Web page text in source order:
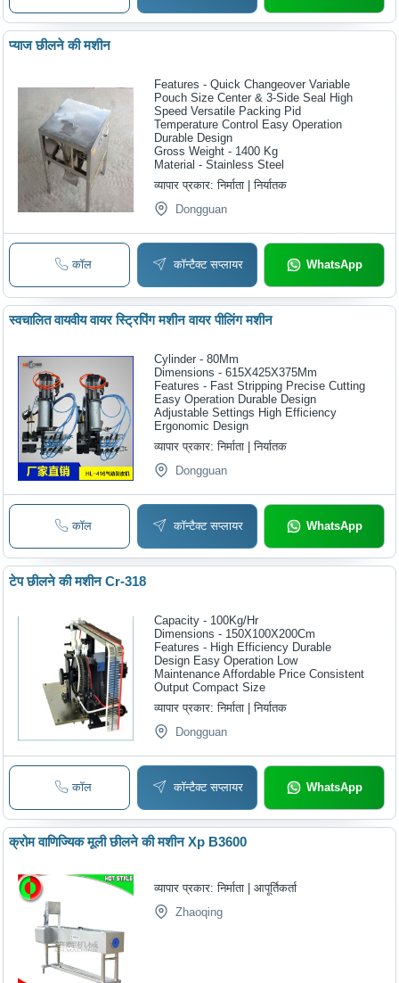
प्याज छीलने की मशीन
Features - Quick Changeover Variable
Pouch Size Center & 3-Side Seal High
Speed Versatile Packing Pid
Temperature Control Easy Operation
Durable Design
Gross Weight - 1400 Kg
Material - Stainless Steel
व्यापार प्रकार:निर्माता | निर्यातक
Dongguan
कॉल कॉन्टैक्ट सप्लायर WhatsApp
स्वचालित वायवीय वायर स्ट्रिपिंग मशीन वायर पीलिंग मशीन
Cylinder - 80Mm
Dimensions - 615X425X375Mm
Features - Fast Stripping Precise Cutting
Easy Operation Durable Design
Adjustable Settings High Efficiency
Ergonomic Design
व्यापार प्रकार:निर्माता | निर्यातक
Dongguan
कॉल कॉन्टैक्ट सप्लायर WhatsApp
टेप छीलने की मशीन Cr-318
Capacity - 100Kg/Hr
Dimensions - 150X100X200Cm
Features - High Efficiency Durable
Design Easy Operation Low
Maintenance Affordable Price Consistent
Output Compact Size
व्यापार प्रकार:निर्माता | निर्यातक
Dongguan
कॉल कॉन्टैक्ट सप्लायर WhatsApp
क्रोम वाणिज्यिक मूली छीलने की मशीन Xp B3600
व्यापार प्रकार:निर्माता | आपूर्तिकर्ता
Zhaoqing